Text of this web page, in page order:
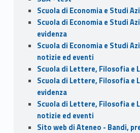
Scuola di Economia e Studi
Scuola di Economia e Studi
evidenza
Scuola di Economia e Studi
notizie ed eventi
Scuola di Lettere, Filosofia e
Scuola di Lettere, Filosofia e
evidenza
Scuola di Lettere, Filosofia e
notizie ed eventi
Sito web di Ateneo - Bandi,